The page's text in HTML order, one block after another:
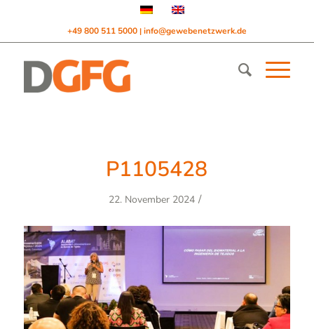
+49 800 511 5000 | info@gewebenetzwerk.de
P1105428
22. November 2024 /